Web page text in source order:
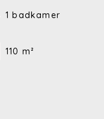
1 badkamer
110 m²